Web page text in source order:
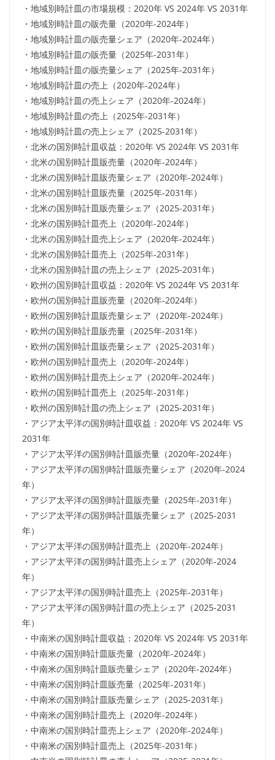
・地域別時計皿の市場規模：2020年 VS 2024年 VS 2031年
・地域別時計皿の販売量（2020年-2024年）
・地域別時計皿の販売量シェア（2020年-2024年）
・地域別時計皿の販売量（2025年-2031年）
・地域別時計皿の販売量シェア（2025年-2031年）
・地域別時計皿の売上（2020年-2024年）
・地域別時計皿の売上シェア（2020年-2024年）
・地域別時計皿の売上（2025年-2031年）
・地域別時計皿の売上シェア（2025-2031年）
・北米の国別時計皿収益：2020年 VS 2024年 VS 2031年
・北米の国別時計皿販売量（2020年-2024年）
・北米の国別時計皿販売量シェア（2020年-2024年）
・北米の国別時計皿販売量（2025年-2031年）
・北米の国別時計皿販売量シェア（2025-2031年）
・北米の国別時計皿売上（2020年-2024年）
・北米の国別時計皿売上シェア（2020年-2024年）
・北米の国別時計皿売上（2025年-2031年）
・北米の国別時計皿の売上シェア（2025-2031年）
・欧州の国別時計皿収益：2020年 VS 2024年 VS 2031年
・欧州の国別時計皿販売量（2020年-2024年）
・欧州の国別時計皿販売量シェア（2020年-2024年）
・欧州の国別時計皿販売量（2025年-2031年）
・欧州の国別時計皿販売量シェア（2025-2031年）
・欧州の国別時計皿売上（2020年-2024年）
・欧州の国別時計皿売上シェア（2020年-2024年）
・欧州の国別時計皿売上（2025年-2031年）
・欧州の国別時計皿の売上シェア（2025-2031年）
・アジア太平洋の国別時計皿収益：2020年 VS 2024年 VS
2031年
・アジア太平洋の国別時計皿販売量（2020年-2024年）
・アジア太平洋の国別時計皿販売量シェア（2020年-2024
年）
・アジア太平洋の国別時計皿販売量（2025年-2031年）
・アジア太平洋の国別時計皿販売量シェア（2025-2031
年）
・アジア太平洋の国別時計皿売上（2020年-2024年）
・アジア太平洋の国別時計皿売上シェア（2020年-2024
年）
・アジア太平洋の国別時計皿売上（2025年-2031年）
・アジア太平洋の国別時計皿の売上シェア（2025-2031
年）
・中南米の国別時計皿収益：2020年 VS 2024年 VS 2031年
・中南米の国別時計皿販売量（2020年-2024年）
・中南米の国別時計皿販売量シェア（2020年-2024年）
・中南米の国別時計皿販売量（2025年-2031年）
・中南米の国別時計皿販売量シェア（2025-2031年）
・中南米の国別時計皿売上（2020年-2024年）
・中南米の国別時計皿売上シェア（2020年-2024年）
・中南米の国別時計皿売上（2025年-2031年）